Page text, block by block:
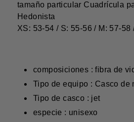
tamaño particular Cuadrícula
Hedonista
XS: 53-54 / S: 55-56 / M: 57-58
composiciones : fibra de
Tipo de equipo : Casco de
Tipo de casco : jet
especie : unisexo